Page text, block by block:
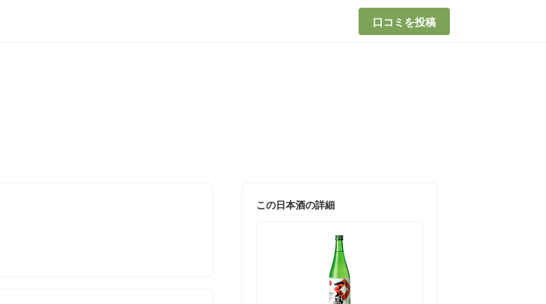
口コミを投稿
この日本酒の詳細